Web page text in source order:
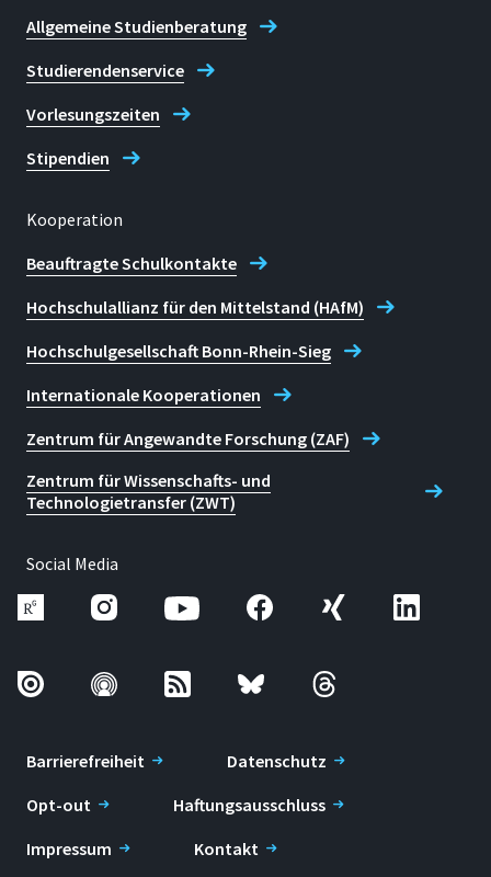
Allgemeine Studienberatung
Studierendenservice
Vorlesungszeiten
Stipendien
Kooperation
Beauftragte Schulkontakte
Hochschulallianz für den Mittelstand (HAfM)
Hochschulgesellschaft Bonn-Rhein-Sieg
Internationale Kooperationen
Zentrum für Angewandte Forschung (ZAF)
Zentrum für Wissenschafts- und
Technologietransfer (ZWT)
Social Media
Barrierefreiheit
Datenschutz
Opt-out
Haftungsausschluss
Impressum
Kontakt